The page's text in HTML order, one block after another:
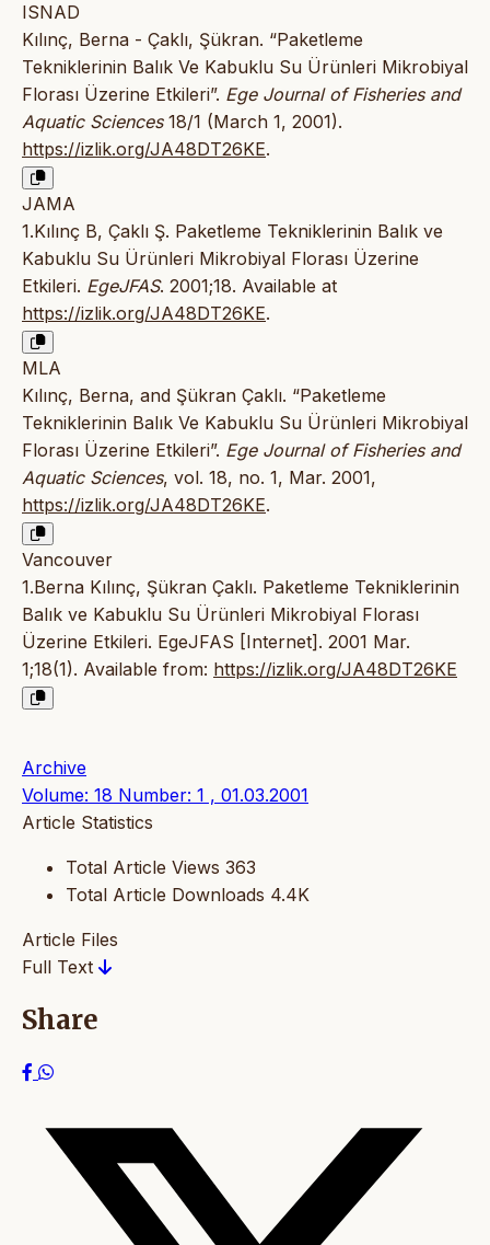
ISNAD
Kılınç, Berna - Çaklı, Şükran. “Paketleme
Tekniklerinin Balık Ve Kabuklu Su Ürünleri Mikrobiyal
Florası Üzerine Etkileri”. Ege Journal of Fisheries and
Aquatic Sciences18/1 (March 1, 2001).
https://izlik.org/JA48DT26KE.
JAMA
1.Kılınç B, Çaklı Ş. Paketleme Tekniklerinin Balık ve
Kabuklu Su Ürünleri Mikrobiyal Florası Üzerine
Etkileri. EgeJFAS. 2001;18. Available at
https://izlik.org/JA48DT26KE.
MLA
Kılınç, Berna, and Şükran Çaklı. “Paketleme
Tekniklerinin Balık Ve Kabuklu Su Ürünleri Mikrobiyal
Florası Üzerine Etkileri”. Ege Journal of Fisheries and
Aquatic Sciences, vol. 18, no. 1, Mar. 2001,
https://izlik.org/JA48DT26KE.
Vancouver
1.Berna Kılınç, Şükran Çaklı. Paketleme Tekniklerinin
Balık ve Kabuklu Su Ürünleri Mikrobiyal Florası
Üzerine Etkileri. EgeJFAS [Internet]. 2001 Mar.
1;18(1). Available from: https://izlik.org/JA48DT26KE
Archive
Volume: 18 Number: 1 , 01.03.2001
Article Statistics
Total Article Views 363
Total Article Downloads 4.4K
Article Files
Full Text
Share